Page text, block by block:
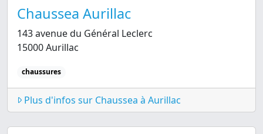
Chaussea Aurillac
143 avenue du Général Leclerc
15000 Aurillac
chaussures
Plus d'infos sur Chaussea à Aurillac